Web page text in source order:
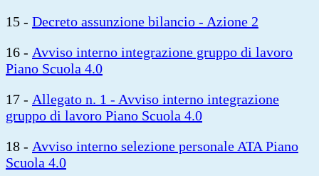
15 - Decreto assunzione bilancio - Azione 2
16 - Avviso interno integrazione gruppo di lavoro
Piano Scuola 4.0
17 - Allegato n. 1 - Avviso interno integrazione
gruppo di lavoro Piano Scuola 4.0
18 - Avviso interno selezione personale ATA Piano
Scuola 4.0